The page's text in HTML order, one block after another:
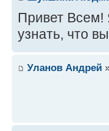
Привет Всем!
узнать, что
Уланов Андрей